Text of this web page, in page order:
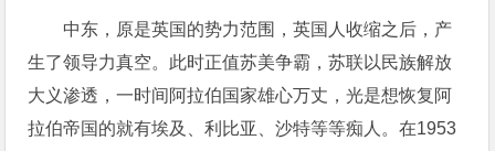
中东，原是英国的势力范围，英国人收缩之后，产
生了领导力真空。此时正值苏美争霸，苏联以民族解放
大义渗透，一时间阿拉伯国家雄心万丈，光是想恢复阿
拉伯帝国的就有埃及、利比亚、沙特等等痴人。在1953